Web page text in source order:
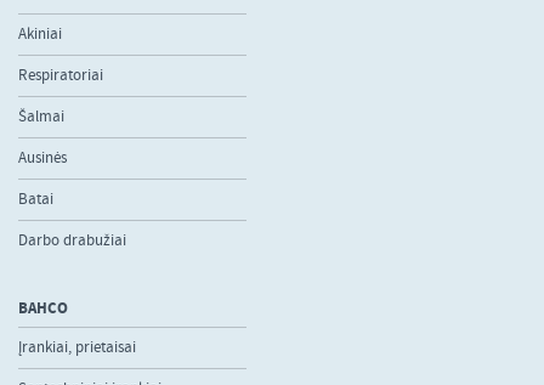
Akiniai
Respiratoriai
Šalmai
Ausinės
Batai
Darbo drabužiai
BAHCO
Įrankiai, prietaisai